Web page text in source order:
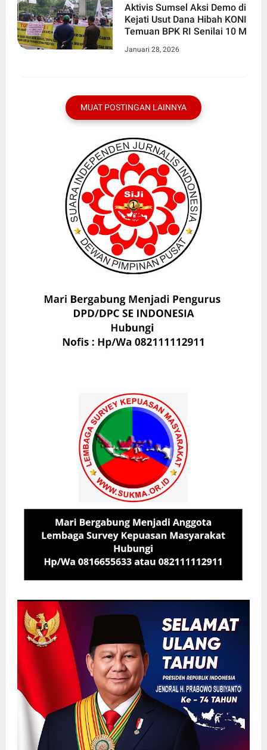
Aktivis Sumsel Aksi Demo di
Kejati Usut Dana Hibah KONI
Temuan BPK RI Senilai 10 M
Januari 28, 2026
MUAT POSTINGAN LAINNYA